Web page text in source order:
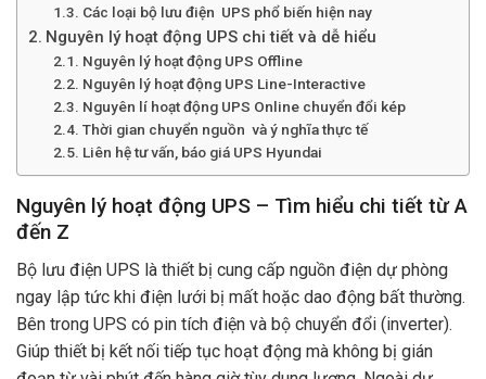
Các loại bộ lưu điện UPS phổ biến hiện nay
Nguyên lý hoạt động UPS chi tiết và dễ hiểu
Nguyên lý hoạt động UPS Offline
Nguyên lý hoạt động UPS Line-Interactive
Nguyên lí hoạt động UPS Online chuyển đổi kép
Thời gian chuyển nguồn và ý nghĩa thực tế
Liên hệ tư vấn, báo giá UPS Hyundai
Nguyên lý hoạt động UPS – Tìm hiểu chi tiết từ A
đến Z
Bộ lưu điện UPS là thiết bị cung cấp nguồn điện dự phòng
ngay lập tức khi điện lưới bị mất hoặc dao động bất thường.
Bên trong UPS có pin tích điện và bộ chuyển đổi (inverter).
Giúp thiết bị kết nối tiếp tục hoạt động mà không bị gián